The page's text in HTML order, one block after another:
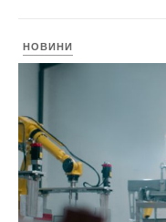
НОВИНИ